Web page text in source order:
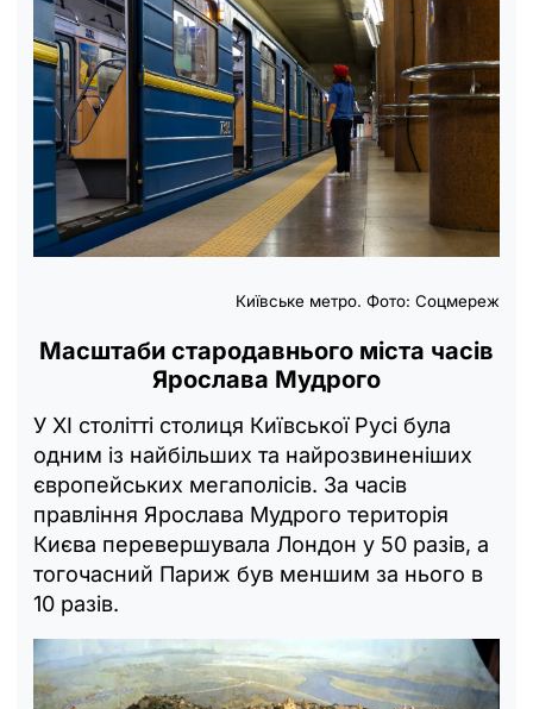
Київське метро. Фото: Соцмереж
Масштаби стародавнього міста часів
Ярослава Мудрого
У XI столітті столиця Київської Русі була
одним із найбільших та найрозвиненіших
європейських мегаполісів. За часів
правління Ярослава Мудрого територія
Києва перевершувала Лондон у 50 разів, а
тогочасний Париж був меншим за нього в
10 разів.